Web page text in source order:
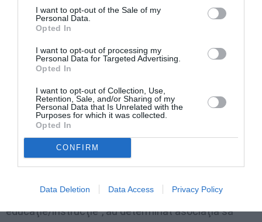
I want to opt-out of the Sale of my
Personal Data.
Opted In
I want to opt-out of processing my
Personal Data for Targeted Advertising.
Opted In
I want to opt-out of Collection, Use,
Retention, Sale, and/or Sharing of my
Personal Data that Is Unrelated with the
Purposes for which it was collected.
Opted In
CONFIRM
Data Deletion Data Access Privacy Policy
poate numi astfel o existenţă în care deseori este
necesar, dincolo de propriul statut juridic, să-ţi
drepturile fundamentale”.
„Taberele de romi” sunt „spaţii în care a fost
instituţionalizată discriminarea”, se mai spune în
scrisoare. „Segregarea pe bază etnică, nenumăratele
acţiuni de evacuare care nurespectă garanţiile
procedurale prevăzute de convenţiile
şi sinti la accesul la servicii socio-sanitare sau la
educaţie/instrucţie”, au determinat asociaţia să